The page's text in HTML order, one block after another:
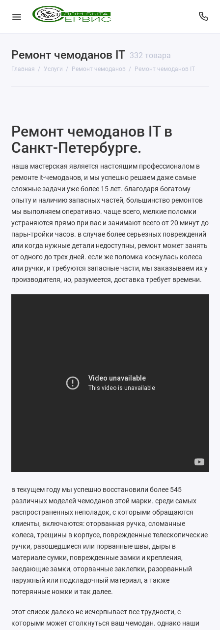
Ремонт чемоданов IT 332 товара
Главная Услуги Ремонт чемоданов Ремонт чемоданов IT
КопиЦентр
Заправка картриджей
Изготовление ключей
Пульты для ворот и шлагбаумов
Ремонт чемоданов
Ателье
Ремонт мелкой бытовой техники
Ремонт чемоданов IT в
Санкт-Петербурге.
наша мастерская является настоящим профессионалом в
ремонте it-чемоданов, и мы успешно решаем даже самые
сложные задачи уже более 15 лет. благодаря богатому
опыту и наличию запасных частей, большинство ремонтов
мы выполняем оперативно. чаще всего, мелкие поломки
устраняются прямо при вас и занимают всего от 20 минут до
пары-тройки часов. в случае более серьезных повреждений
или когда нужные детали недоступны, ремонт может занять
от одного до трех дней. если же поломка коснулась колеса
или ручки, и требуются запасные части, мы заказываем их у
производителя, но, разумеется, доставка требует времени.
в текущем году мы успешно восстановили более 545
различных моделей чемоданов этой марки. среди самых
распространенных неполадок, с которыми обращаются
клиенты, включаются: оторванная ручка, сломанные
колеса, трещины в корпусе, поврежденные телескопические
ручки, разошедшиеся или порванные швы, дыры в
материале сумки, поврежденные замки и крепления,
заедающие замки, оторванные заклепки, разорванный
наружный или подкладочный материал, а также
потерянные ножки и так далее.
этот список далеко не исчерпывает все трудности, с
которыми может столкнуться ваш чемодан. однако наши